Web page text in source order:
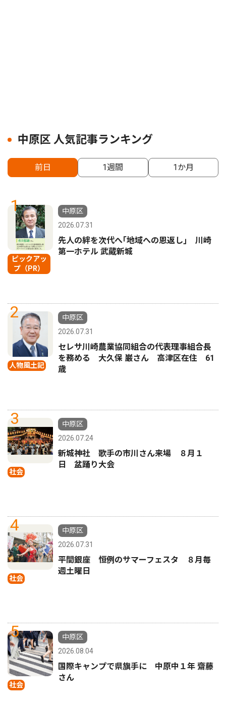
中原区 人気記事ランキング
前日 1週間 1か月
1
ピックアッ
プ（PR）
中原区
2026.07.31
先人の絆を次代へ｢地域への恩返し｣ 川崎
第一ホテル 武蔵新城
2
人物風土記
中原区
2026.07.31
セレサ川崎農業協同組合の代表理事組合長
を務める 大久保 巌さん 高津区在住 61
歳
3
社会
中原区
2026.07.24
新城神社 歌手の市川さん来場 ８月１
日 盆踊り大会
4
社会
中原区
2026.07.31
平間銀座 恒例のサマーフェスタ ８月毎
週土曜日
5
社会
中原区
2026.08.04
国際キャンプで県旗手に 中原中１年 齋藤
さん